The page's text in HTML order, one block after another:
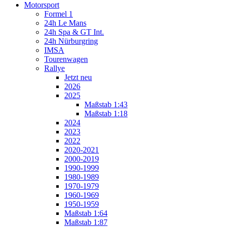
Motorsport
Formel 1
24h Le Mans
24h Spa & GT Int.
24h Nürburgring
IMSA
Tourenwagen
Rallye
Jetzt neu
2026
2025
Maßstab 1:43
Maßstab 1:18
2024
2023
2022
2020-2021
2000-2019
1990-1999
1980-1989
1970-1979
1960-1969
1950-1959
Maßstab 1:64
Maßstab 1:87